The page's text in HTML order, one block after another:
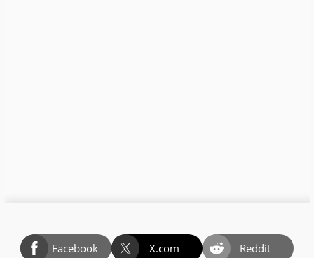
Facebook X.com
Reddit